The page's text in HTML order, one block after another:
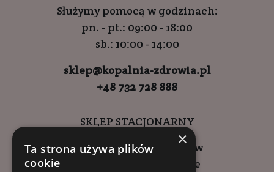
Służymy pomocą w godzinach:
pn. - pt.: 09:00 - 18:00
sb.: 10:00 - 14:00
sklep@kopalnia-zdrowia.pl
+48 732 728 888
SKLEP STACJONARNY
ul. Wadowicka 6, Kraków
Kompleks Buma Square
×
Ta strona używa plików
cookie